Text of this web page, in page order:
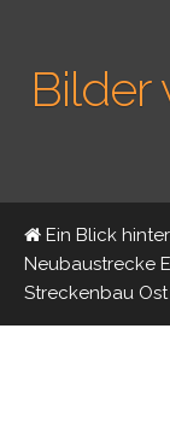
Bilder
Ein Blick
Neubaustrecke
Streckenbau Ost